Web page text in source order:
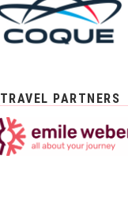
TRAVEL PARTNERS